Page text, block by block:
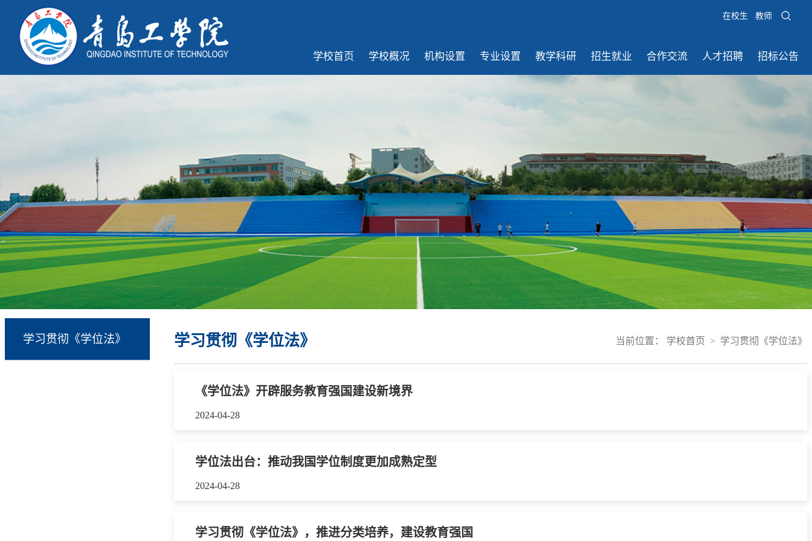
在校生 教师
学校首页 学校概况 机构设置 专业设置 教学科研 招生就业 合作交流 人才招聘 招标公告
学习贯彻《学位法》 当前位置： 学校首页 > 学习贯彻《学位法》
学习贯彻《学位法》
《学位法》开辟服务教育强国建设新境界
2024-04-28
学位法出台：推动我国学位制度更加成熟定型
2024-04-28
学习贯彻《学位法》，推进分类培养，建设教育强国